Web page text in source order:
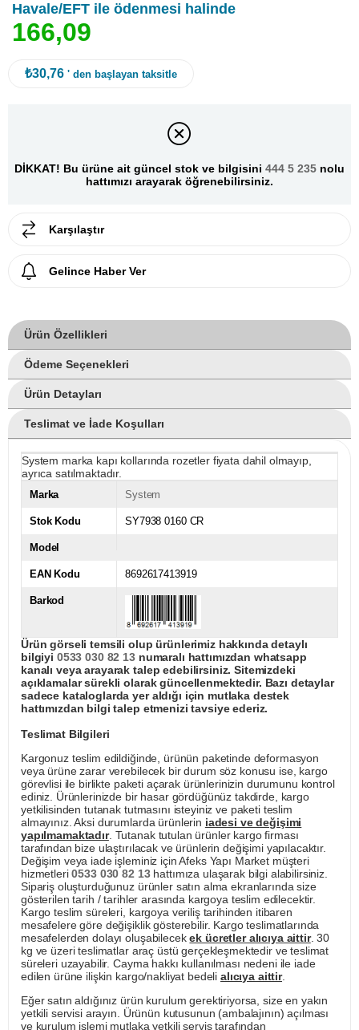
Havale/EFT ile ödenmesi halinde
166,09
₺30,76 ' den başlayan taksitle
DİKKAT! Bu ürüne ait güncel stok ve bilgisini 444 5 235 nolu
hattımızı arayarak öğrenebilirsiniz.
Karşılaştır
Gelince Haber Ver
Ürün Özellikleri
Ödeme Seçenekleri
Ürün Detayları
Teslimat ve İade Koşulları
System marka kapı kollarında rozetler fiyata dahil olmayıp,
ayrıca satılmaktadır.
Marka System
Stok Kodu SY7938 0160 CR
Model
EAN Kodu 8692617413919
Barkod
Ürün görseli temsili olup ürünlerimiz hakkında detaylı
bilgiyi 0533 030 82 13numaralı hattımızdan whatsapp
kanalı veya arayarak talep edebilirsiniz. Sitemizdeki
açıklamalar sürekli olarak güncellenmektedir. Bazı detaylar
sadece kataloglarda yer aldığı için mutlaka destek
hattımızdan bilgi talep etmenizi tavsiye ederiz.
Teslimat Bilgileri
Kargonuz teslim edildiğinde, ürünün paketinde deformasyon
veya ürüne zarar verebilecek bir durum söz konusu ise, kargo
görevlisi ile birlikte paketi açarak ürünlerinizin durumunu kontrol
ediniz. Ürünlerinizde bir hasar gördüğünüz takdirde, kargo
yetkilisinden tutanak tutmasını isteyiniz ve paketi teslim
almayınız. Aksi durumlarda ürünlerin iadesi ve değişimi
yapılmamaktadır. Tutanak tutulan ürünler kargo firması
tarafından bize ulaştırılacak ve ürünlerin değişimi yapılacaktır.
Değişim veya iade işleminiz için Afeks Yapı Market müşteri
hizmetleri0533 030 82 13hattımıza ulaşarak bilgi alabilirsiniz.
Sipariş oluşturduğunuz ürünler satın alma ekranlarında size
gösterilen tarih / tarihler arasında kargoya teslim edilecektir.
Kargo teslim süreleri, kargoya veriliş tarihinden itibaren
mesafelere göre değişiklik gösterebilir. Kargo teslimatlarında
mesafelerden dolayı oluşabilecekek ücretler alıcıya aittir. 30
kg ve üzeri teslimatlar araç üstü gerçekleşmektedir ve teslimat
süreleri uzayabilir. Cayma hakkı kullanılması nedeni ile iade
edilen ürüne ilişkin kargo/nakliyat bedeli alıcıya aittir.
Eğer satın aldığınız ürün kurulum gerektiriyorsa, size en yakın
yetkili servisi arayın. Ürünün kutusunun (ambalajının) açılması
ve kurulum işlemi mutlaka yetkili servis tarafından